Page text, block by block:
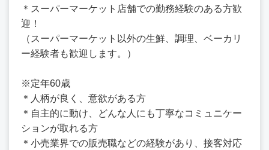
＊スーパーマーケット店舗での勤務経験のある方歓
迎！
（スーパーマーケット以外の生鮮、調理、ベーカリ
ー経験者も歓迎します。）
※定年60歳
＊人柄が良く、意欲がある方
＊自主的に動け、どんな人にも丁寧なコミュニケー
ションが取れる方
＊小売業界での販売職などの経験があり、接客対応